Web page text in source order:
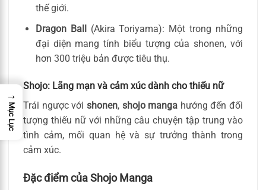
thế giới.
Dragon Ball (Akira Toriyama): Một trong những
đại diện mang tính biểu tượng của shonen, với
hơn 300 triệu bản được tiêu thụ.
Shojo: Lãng mạn và cảm xúc dành cho thiếu nữ
Trái ngược với shonen, shojo manga hướng đến đối
tượng thiếu nữ với những câu chuyện tập trung vào
tình cảm, mối quan hệ và sự trưởng thành trong
cảm xúc.
Đặc điểm của Shojo Manga
→
Mục Lục